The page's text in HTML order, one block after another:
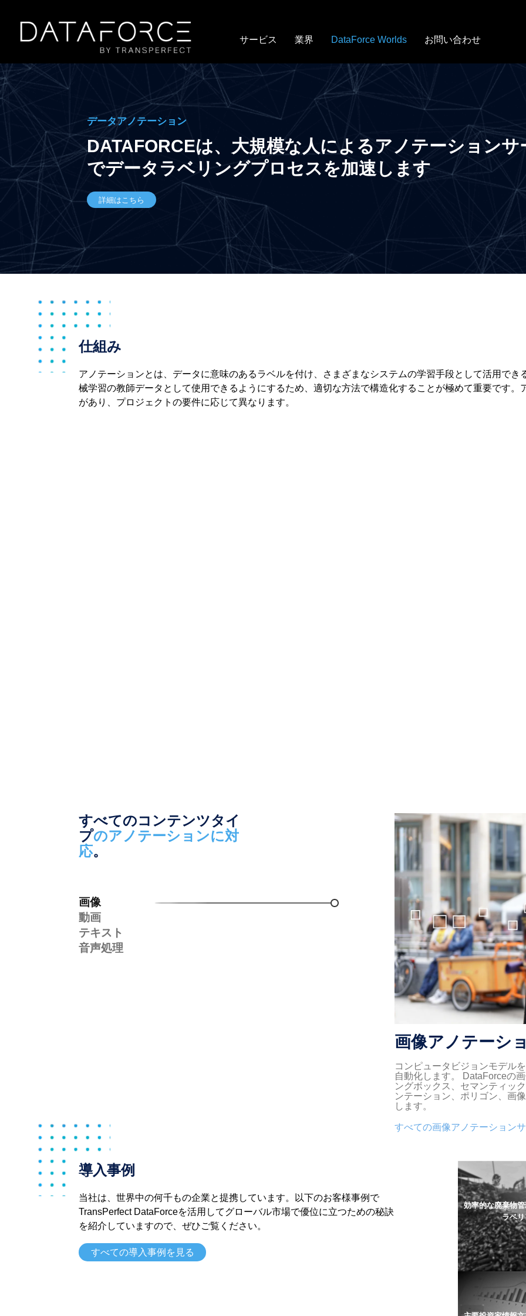
ン
ン
動
サービス 業界 DataForce Worlds お問い合わせ
データアノテーション
DATAFORCEは、大規模な人によるアノテーションサ
でデータラベリングプロセスを加速します
詳細はこちら
仕組み
アノテーションとは、データに意味のあるラベルを付け、さまざまなシステムの学習手段として活用でき
械学習の教師データとして使用できるようにするため、適切な方法で構造化することが極めて重要です。
があり、プロジェクトの要件に応じて異なります。
すべてのコンテンツタイ
プのアノテーションに対
応。
画像
動画
テキスト
音声処理
画像アノテーシ
コンピュータビジョンモデル
自動化します。 DataForceの
ングボックス、セマンティッ
ンテーション、ポリゴン、画
します。
すべての画像アノテーション
導入事例
当社は、世界中の何千もの企業と提携しています。以下のお客様事例で
TransPerfect DataForceを活用してグローバル市場で優位に立つための秘訣
を紹介していますので、ぜひご覧ください。
すべての導入事例を見る
効率的な廃棄物
ラベ